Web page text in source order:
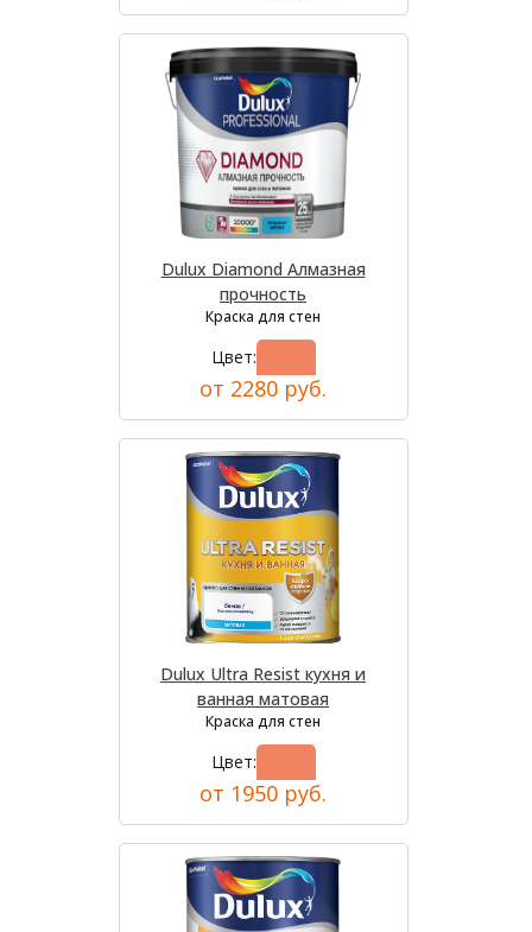
Dulux Diamond Алмазная
прочность
Краска для стен
Цвет:
от 2280 руб.
Dulux Ultra Resist кухня и
ванная матовая
Краска для стен
Цвет:
от 1950 руб.